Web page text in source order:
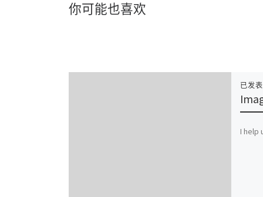
你可能也喜欢
已发
I help